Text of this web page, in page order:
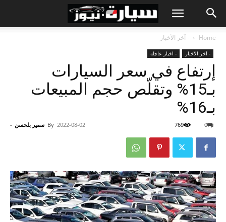
Home - آخر الأخبار
- آخر الأخبار - اخبار عاجلة
إرتفاع في سعر السيارات
بـ15% وتقلّص حجم المبيعات
بـ16%
By سمير بلحسن - 2022-08-02 0
769